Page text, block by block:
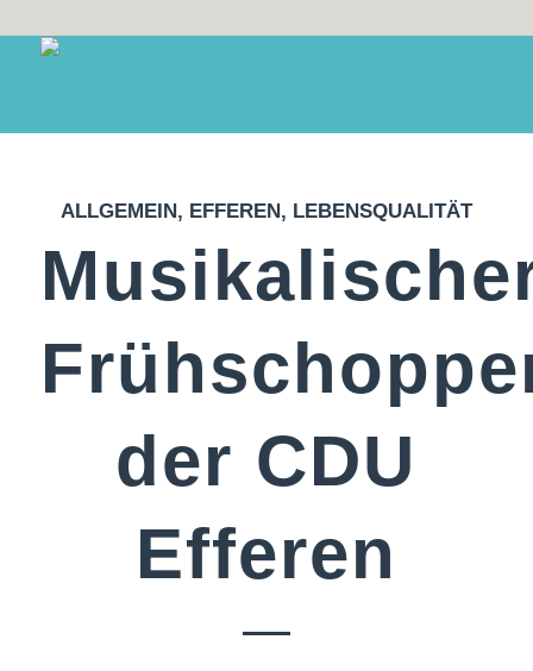
ALLGEMEIN, EFFEREN, LEBENSQUALITÄT
der CDU
Efferen